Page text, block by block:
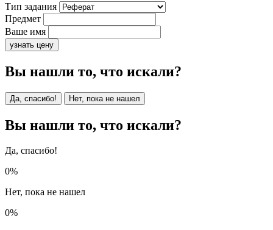
Тип задания
Предмет
Ваше имя
узнать цену
Вы нашли то, что искали?
Да, спасибо! Нет, пока не нашел
Вы нашли то, что искали?
Да, спасибо!
0%
Нет, пока не нашел
0%